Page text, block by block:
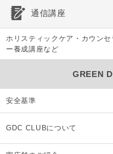
通信講座
ホリスティックケア・カウンセ
ー養成講座など
GREEN
安全基準
GDC CLUBについて